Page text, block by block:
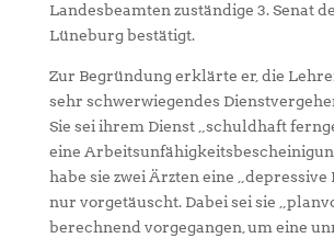
Landesbeamten zuständige 3. Senat
Lüneburg bestätigt.
Zur Begründung erklärte er, die
sehr schwerwiegendes
Sie sei ihrem Dienst „schuldhaft
eine
habe sie zwei Ärzten eine „depressive
nur vorgetäuscht. Dabei sei sie
berechnend vorgegangen, um eine